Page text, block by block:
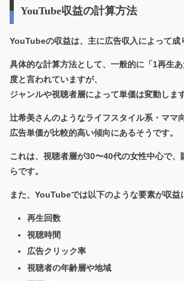
YouTube収益の計算方法
YouTubeの収益は、主に広告収入によって成
具体的な計算方法として、一般的に「1再生
度と言われていますが、
ジャンルや視聴者層によって単価は変動します
辻希美さんのようなライフスタイル系・ママ
広告単価が比較的高い傾向にあるそうです。
これは、視聴者層が30〜40代の女性中心で、
らです。
また、YouTubeでは以下のような要素が収益
再生回数
視聴時間
広告クリック率
視聴者の年齢層や地域